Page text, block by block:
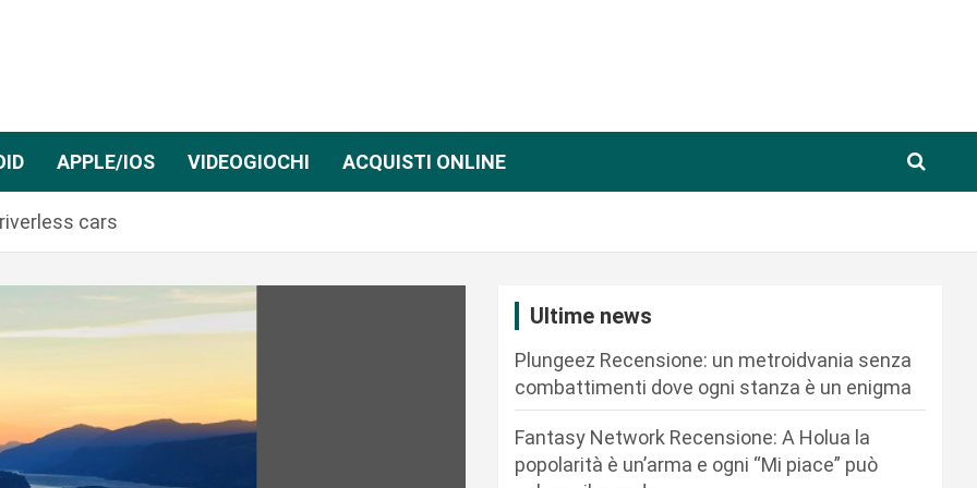
APPLE/IOS VIDEOGIOCHI ACQUISTI ONLINE
cars
Ultime news
Plungeez Recensione: un metroidvania senza
combattimenti dove ogni stanza è un enigma
Fantasy Network Recensione: A Holua la
popolarità è un’arma e ogni “Mi piace” può